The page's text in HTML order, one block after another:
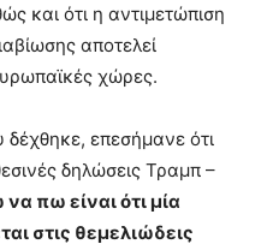
και ότι η αντιμετώπιση
αποτελεί
χώρες.
επεσήμανε ότι
δηλώσεις Τραμπ –
πω είναι ότι μία
στις θεμελιώδεις